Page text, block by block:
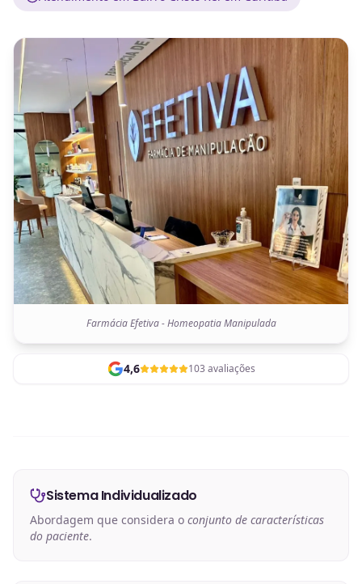
Farmácia Efetiva - Homeopatia Manipulada
4,6 103 avaliações
Sistema Individualizado
Abordagem que considera o conjunto de características
do paciente.